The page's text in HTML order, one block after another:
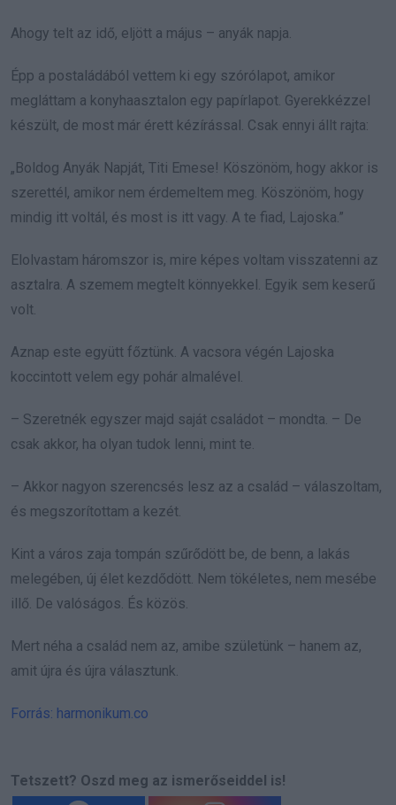
Ahogy telt az idő, eljött a május – anyák napja.
Épp a postaládából vettem ki egy szórólapot, amikor
megláttam a konyhaasztalon egy papírlapot. Gyerekkézzel
készült, de most már érett kézírással. Csak ennyi állt rajta:
„Boldog Anyák Napját, Titi Emese! Köszönöm, hogy akkor is
szerettél, amikor nem érdemeltem meg. Köszönöm, hogy
mindig itt voltál, és most is itt vagy. A te fiad, Lajoska.”
Elolvastam háromszor is, mire képes voltam visszatenni az
asztalra. A szemem megtelt könnyekkel. Egyik sem keserű
volt.
Aznap este együtt főztünk. A vacsora végén Lajoska
koccintott velem egy pohár almalével.
– Szeretnék egyszer majd saját családot – mondta. – De
csak akkor, ha olyan tudok lenni, mint te.
– Akkor nagyon szerencsés lesz az a család – válaszoltam,
és megszorítottam a kezét.
Kint a város zaja tompán szűrődött be, de benn, a lakás
melegében, új élet kezdődött. Nem tökéletes, nem mesébe
illő. De valóságos. És közös.
Mert néha a család nem az, amibe születünk – hanem az,
amit újra és újra választunk.
Forrás: harmonikum.co
Tetszett? Oszd meg az ismerőseiddel is!